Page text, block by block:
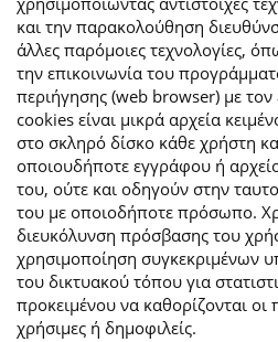
και την παρακολούθηση
άλλες παρόμοιες τεχνολογίες,
την επικοινωνία του
περιήγησης (web browser) με
cookies είναι μικρά αρχεία
στο σκληρό δίσκο κάθε χρήστη
οποιουδήποτε εγγράφου ή
του, ούτε και οδηγούν στην
του με οποιοδήποτε πρόσωπο.
διευκόλυνση πρόσβασης του
χρησιμοποίηση συγκεκριμένων
του δικτυακού τόπου για
προκειμένου να καθορίζονται οι
χρήσιμες ή δημοφιλείς.